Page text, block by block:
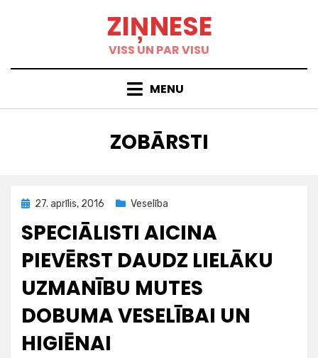
ZIŅNESE
VISS UN PAR VISU
MENU
BIRKA
:
ZOBĀRSTI
Posted
27. aprīlis, 2016 Veselība
SPECIĀLISTI AICINA
PIEVĒRST DAUDZ LIELĀKU
UZMANĪBU MUTES
DOBUMA VESELĪBAI UN
HIGIĒNAI